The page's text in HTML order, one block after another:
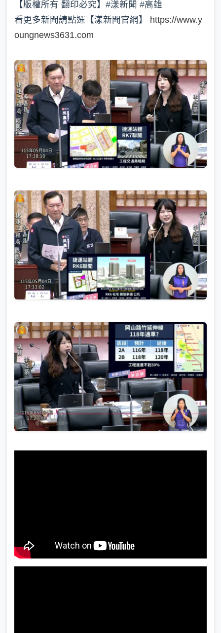
【版權所有 翻印必究】#漾新聞 #高雄
看更多新聞請點選【漾新聞官網】 https://www.y
oungnews3631.com